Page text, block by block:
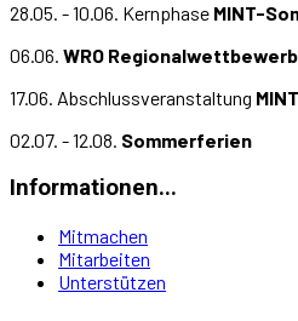
28.05. - 10.06. Kernphase MINT-
06.06. WRO
17.06. Abschlussveranstaltung
02.07. - 12.08. Sommerferien
Informationen...
Mitmachen
Mitarbeiten
Unterstützen